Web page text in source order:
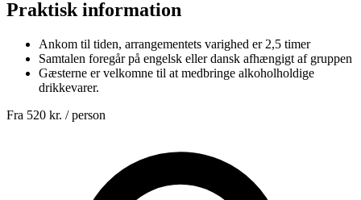
Praktisk information
Ankom til tiden, arrangementets varighed er 2,5 timer
Samtalen foregår på engelsk eller dansk afhængigt af gruppen
Gæsterne er velkomne til at medbringe alkoholholdige
drikkevarer.
Fra 520 kr. / person